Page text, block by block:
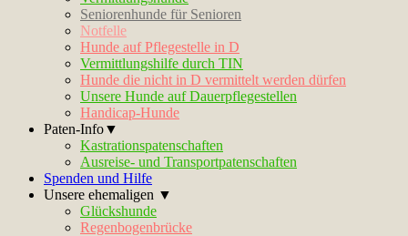
Seniorenhunde für Senioren
Notfelle
Hunde auf Pflegestelle in D
Vermittlungshilfe durch TIN
Hunde die nicht in D vermittelt werden dürfen
Unsere Hunde auf Dauerpflegestellen
Handicap-Hunde
Paten-Info▼
Kastrationspatenschaften
Ausreise- und Transportpatenschaften
Spenden und Hilfe
Unsere ehemaligen ▼
Glückshunde
Regenbogenbrücke